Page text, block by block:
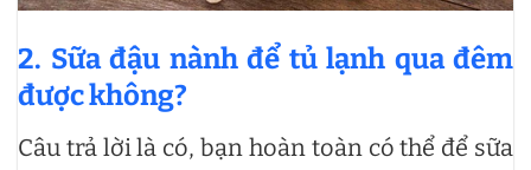
2. Sữa đậu nành để tủ lạnh qua đêm
được không?
Câu trả lời là có, bạn hoàn toàn có thể để sữa